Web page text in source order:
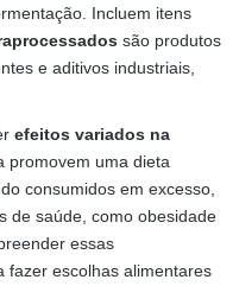
Incluem itens
são produtos
e aditivos industriais,
efeitos variados na
promovem uma dieta
consumidos em excesso,
de saúde, como obesidade
essas
fazer escolhas alimentares